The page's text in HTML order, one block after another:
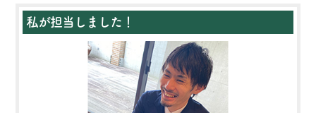
私が担当しました！